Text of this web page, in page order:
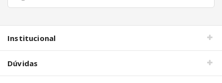
Institucional
Dúvidas